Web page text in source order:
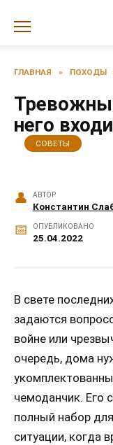
ГЛАВНАЯ » ПОХОДЫ
него
СОВЕТЫ
АВТОР
Константин
ОПУБЛИКОВАНО
25.04.2022
В свете
задаются
войне или
очередь, дома
чемоданчик. Его
полный набор
ситуации, когда